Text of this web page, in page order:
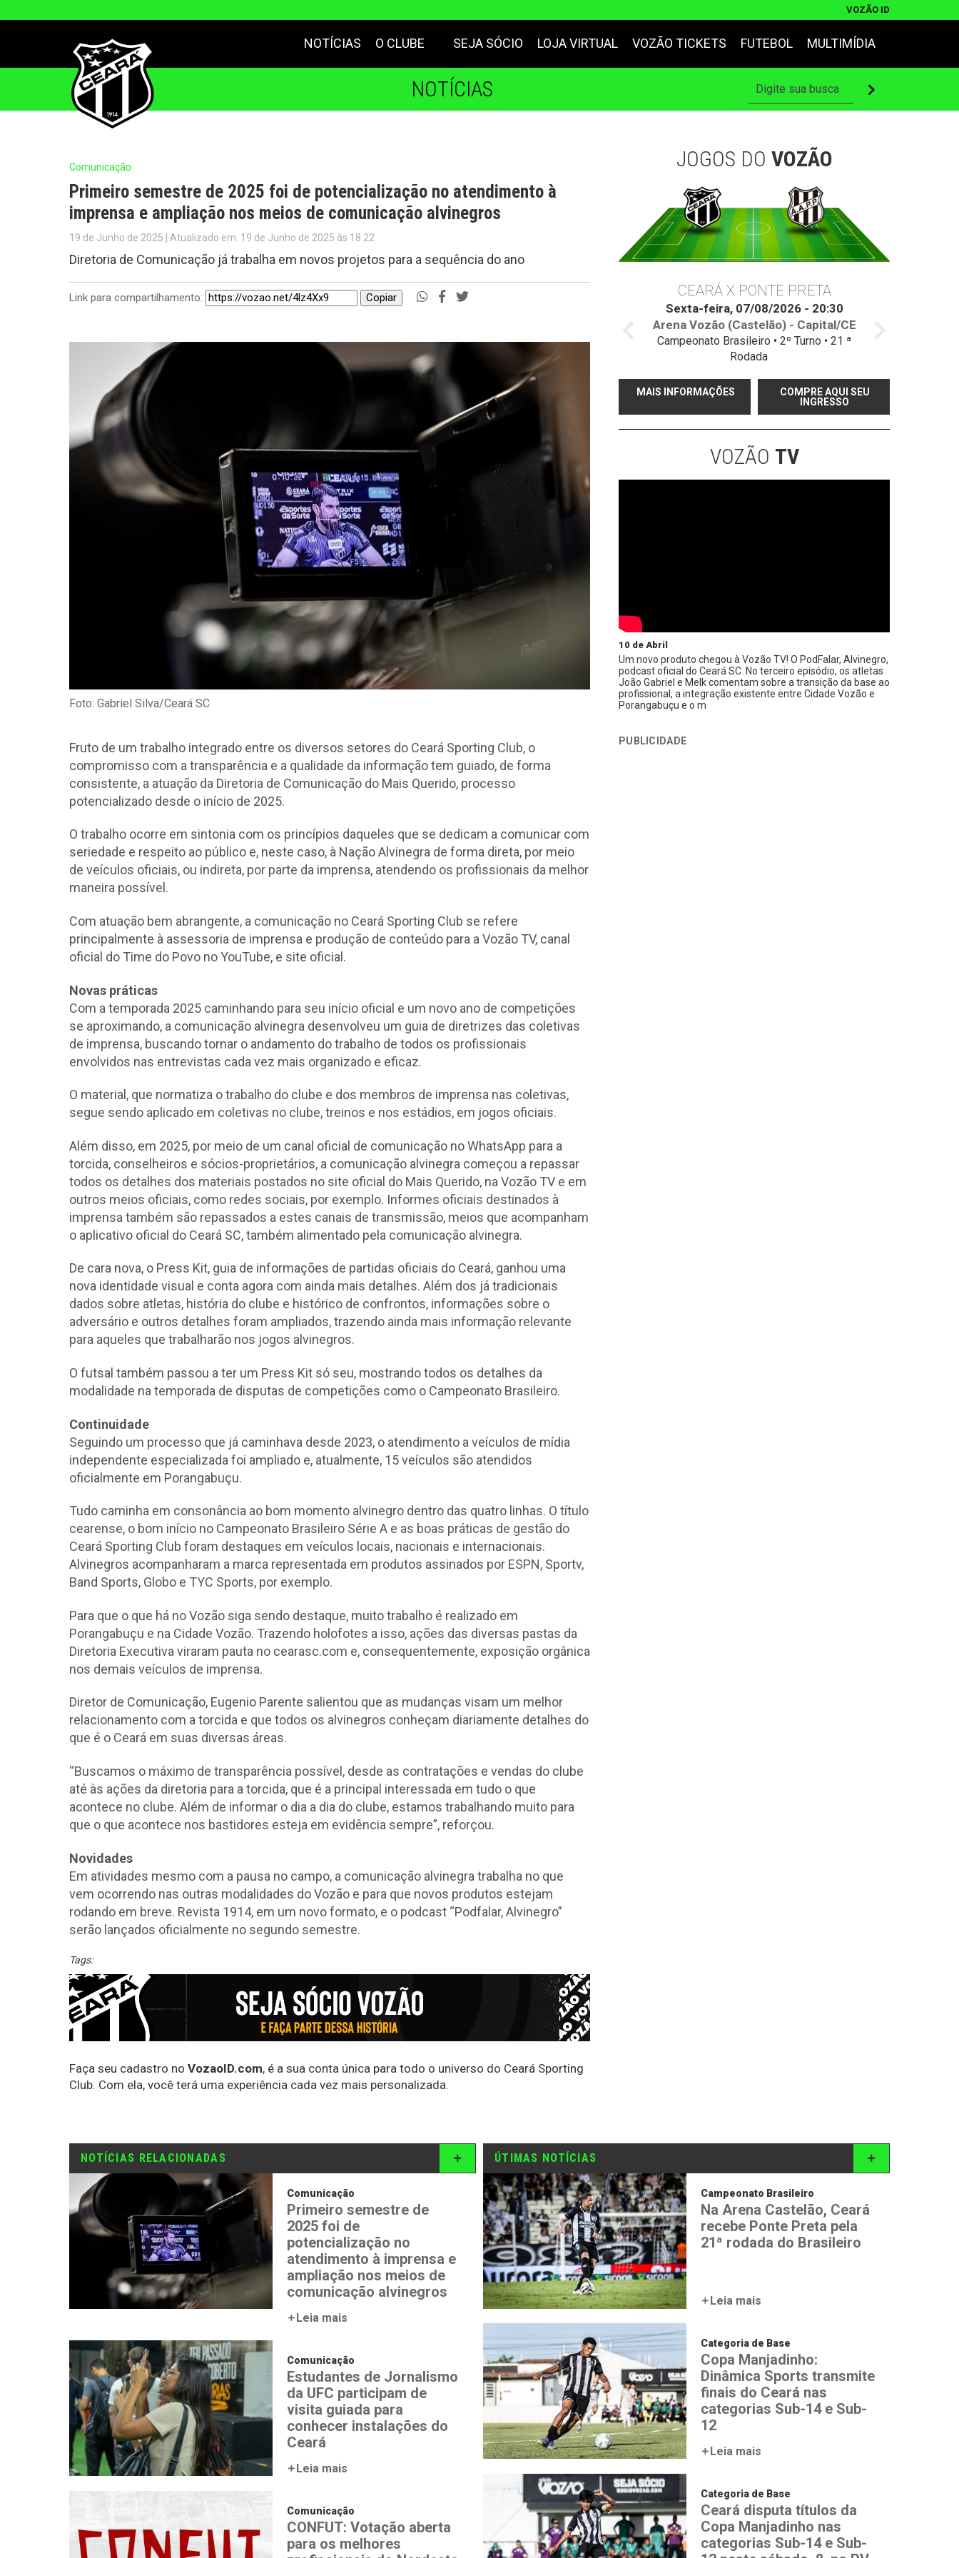
VOZÃO ID
NOTÍCIAS O CLUBE SEJA SÓCIO LOJA VIRTUAL VOZÃO TICKETS FUTEBOL MULTIMÍDIA
NOTÍCIAS
Comunicação
Primeiro semestre de 2025 foi de potencialização no atendimento à
imprensa e ampliação nos meios de comunicação alvinegros
19 de Junho de 2025 | Atualizado em: 19 de Junho de 2025 às 18:22
Diretoria de Comunicação já trabalha em novos projetos para a sequência do ano
Link para compartilhamento: Copiar
Foto: Gabriel Silva/Ceará SC
Fruto de um trabalho integrado entre os diversos setores do Ceará Sporting Club, o
compromisso com a transparência e a qualidade da informação tem guiado, de forma
consistente, a atuação da Diretoria de Comunicação do Mais Querido, processo
potencializado desde o início de 2025.
O trabalho ocorre em sintonia com os princípios daqueles que se dedicam a comunicar com
seriedade e respeito ao público e, neste caso, à Nação Alvinegra de forma direta, por meio
de veículos oficiais, ou indireta, por parte da imprensa, atendendo os profissionais da melhor
maneira possível.
Com atuação bem abrangente, a comunicação no Ceará Sporting Club se refere
principalmente à assessoria de imprensa e produção de conteúdo para a Vozão TV, canal
oficial do Time do Povo no YouTube, e site oficial.
Novas práticas
Com a temporada 2025 caminhando para seu início oficial e um novo ano de competições
se aproximando, a comunicação alvinegra desenvolveu um guia de diretrizes das coletivas
de imprensa, buscando tornar o andamento do trabalho de todos os profissionais
envolvidos nas entrevistas cada vez mais organizado e eficaz.
O material, que normatiza o trabalho do clube e dos membros de imprensa nas coletivas,
segue sendo aplicado em coletivas no clube, treinos e nos estádios, em jogos oficiais.
Além disso, em 2025, por meio de um canal oficial de comunicação no WhatsApp para a
torcida, conselheiros e sócios-proprietários, a comunicação alvinegra começou a repassar
todos os detalhes dos materiais postados no site oficial do Mais Querido, na Vozão TV e em
outros meios oficiais, como redes sociais, por exemplo. Informes oficiais destinados à
imprensa também são repassados a estes canais de transmissão, meios que acompanham
o aplicativo oficial do Ceará SC, também alimentado pela comunicação alvinegra.
De cara nova, o Press Kit, guia de informações de partidas oficiais do Ceará, ganhou uma
nova identidade visual e conta agora com ainda mais detalhes. Além dos já tradicionais
dados sobre atletas, história do clube e histórico de confrontos, informações sobre o
adversário e outros detalhes foram ampliados, trazendo ainda mais informação relevante
para aqueles que trabalharão nos jogos alvinegros.
O futsal também passou a ter um Press Kit só seu, mostrando todos os detalhes da
modalidade na temporada de disputas de competições como o Campeonato Brasileiro.
Continuidade
Seguindo um processo que já caminhava desde 2023, o atendimento a veículos de mídia
independente especializada foi ampliado e, atualmente, 15 veículos são atendidos
oficialmente em Porangabuçu.
Tudo caminha em consonância ao bom momento alvinegro dentro das quatro linhas. O título
cearense, o bom início no Campeonato Brasileiro Série A e as boas práticas de gestão do
Ceará Sporting Club foram destaques em veículos locais, nacionais e internacionais.
Alvinegros acompanharam a marca representada em produtos assinados por ESPN, Sportv,
Band Sports, Globo e TYC Sports, por exemplo.
Para que o que há no Vozão siga sendo destaque, muito trabalho é realizado em
Porangabuçu e na Cidade Vozão. Trazendo holofotes a isso, ações das diversas pastas da
Diretoria Executiva viraram pauta no cearasc.com e, consequentemente, exposição orgânica
nos demais veículos de imprensa.
Diretor de Comunicação, Eugenio Parente salientou que as mudanças visam um melhor
relacionamento com a torcida e que todos os alvinegros conheçam diariamente detalhes do
que é o Ceará em suas diversas áreas.
“Buscamos o máximo de transparência possível, desde as contratações e vendas do clube
até às ações da diretoria para a torcida, que é a principal interessada em tudo o que
acontece no clube. Além de informar o dia a dia do clube, estamos trabalhando muito para
que o que acontece nos bastidores esteja em evidência sempre”, reforçou.
Novidades
Em atividades mesmo com a pausa no campo, a comunicação alvinegra trabalha no que
vem ocorrendo nas outras modalidades do Vozão e para que novos produtos estejam
rodando em breve. Revista 1914, em um novo formato, e o podcast “Podfalar, Alvinegro”
serão lançados oficialmente no segundo semestre.
Tags:
Faça seu cadastro no VozaoID.com, é a sua conta única para todo o universo do Ceará Sporting
Club. Com ela, você terá uma experiência cada vez mais personalizada.
JOGOS DO VOZÃO
CEARÁ X PONTE PRETA
Sexta-feira, 07/08/2026 - 20:30
Arena Vozão (Castelão) - Capital/CE
Campeonato Brasileiro • 2º Turno • 21 ª
Rodada
MAIS INFORMAÇÕES
COMPRE AQUI SEU
INGRESSO
VOZÃO TV
10 de Abril
Um novo produto chegou à Vozão TV! O PodFalar, Alvinegro,
podcast oficial do Ceará SC. No terceiro episódio, os atletas
João Gabriel e Melk comentam sobre a transição da base ao
profissional, a integração existente entre Cidade Vozão e
Porangabuçu e o m
PUBLICIDADE
NOTÍCIAS RELACIONADAS
Comunicação
Primeiro semestre de
2025 foi de
potencialização no
atendimento à imprensa e
ampliação nos meios de
comunicação alvinegros
Leia mais
Comunicação
Estudantes de Jornalismo
da UFC participam de
visita guiada para
conhecer instalações do
Ceará
Leia mais
Comunicação
CONFUT: Votação aberta
para os melhores
ÚTIMAS NOTÍCIAS
Campeonato Brasileiro
Na Arena Castelão, Ceará
recebe Ponte Preta pela
21ª rodada do Brasileiro
Leia mais
Categoria de Base
Copa Manjadinho:
Dinâmica Sports transmite
finais do Ceará nas
categorias Sub-14 e Sub-
12
Leia mais
Categoria de Base
Ceará disputa títulos da
Copa Manjadinho nas
categorias Sub-14 e Sub-